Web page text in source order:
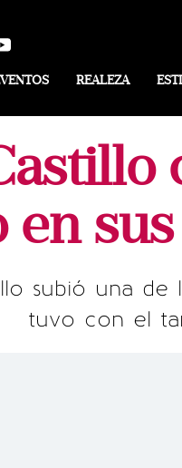
REALEZA
en
subió una
tuvo con el